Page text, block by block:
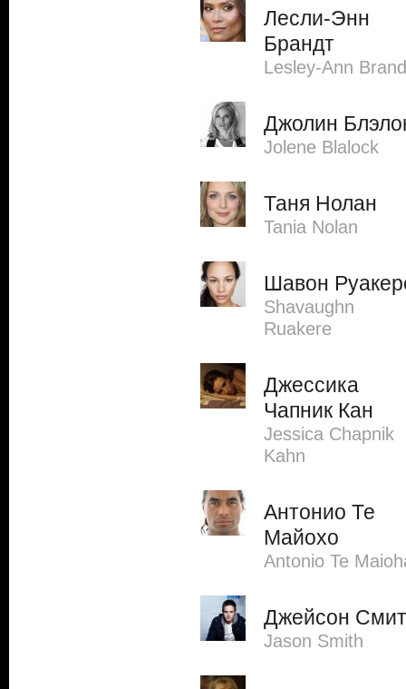
Лесли-Энн
Брандт
Lesley-Ann
Джолин
Jolene Blalock
Таня Нолан
Tania Nolan
Шавон
Shavaughn
Ruakere
Джессика
Чапник Кан
Jessica Chapnik
Kahn
Антонио Те
Майохо
Antonio Te
Джейсон Смит
Jason Smith